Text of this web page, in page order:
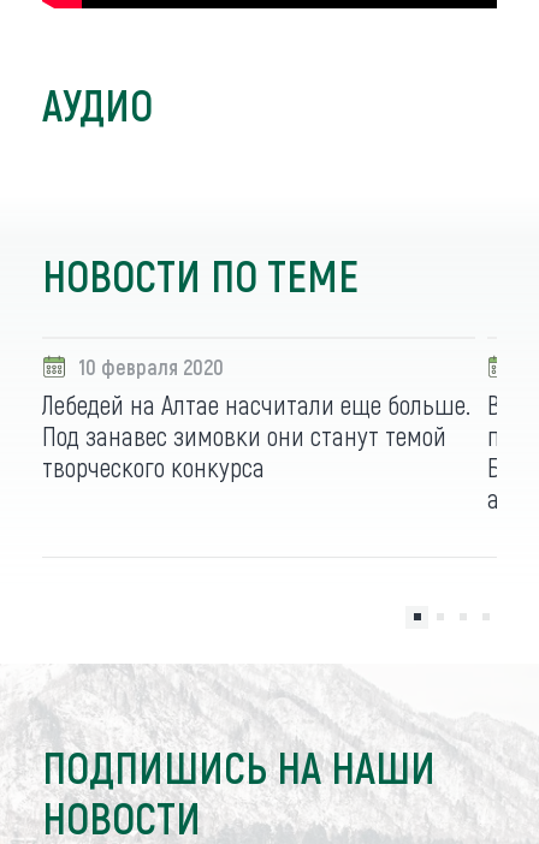
АУДИО
НОВОСТИ ПО ТЕМЕ
10 февраля 2020
Лебедей на Алтае насчитали еще больше.
Под занавес зимовки они станут темой
творческого конкурса
В
арт-
ПОДПИШИСЬ НА НАШИ
НОВОСТИ